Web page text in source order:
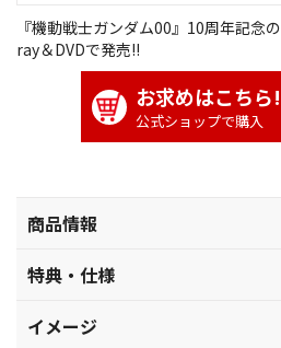
『機動戦士ガンダム00』10周年記念
ray＆DVDで発売!!
お求めはこちら!
公式ショップで購入
商品情報
2018.8.28
ジャンル
イベント・ライブ
特典・仕様
ブックレット（8P）
イメージ